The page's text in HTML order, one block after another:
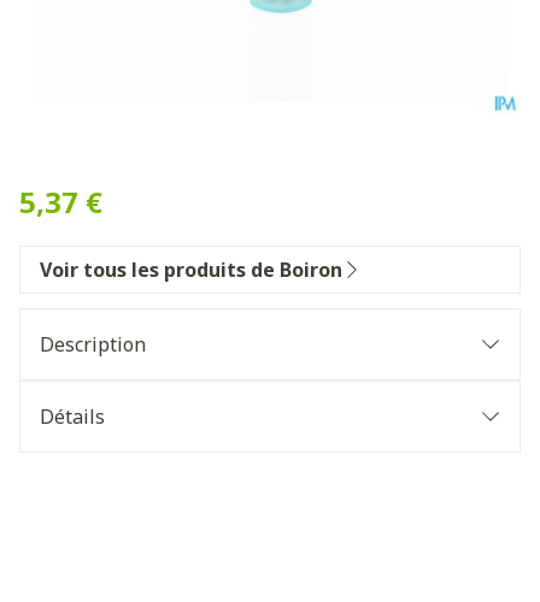
5,37 €
Voir tous les produits de Boiron
Description
Détails